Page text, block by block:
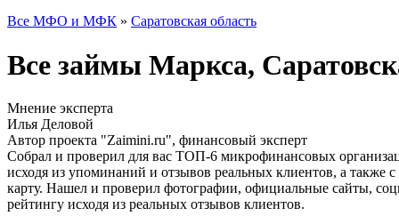
Все МФО и МФК » Саратовская область
Все займы Маркса,
Мнение эксперта
Илья Деловой
Автор проекта "Zaimini.ru", финансовый эксперт
Собрал и проверил для вас ТОП-6 микрофинансовых
исходя из упоминаний и отзывов реальных клиентов, а
карту. Нашел и проверил фотографии, официальные сайты,
рейтингу исходя из реальных отзывов клиентов.